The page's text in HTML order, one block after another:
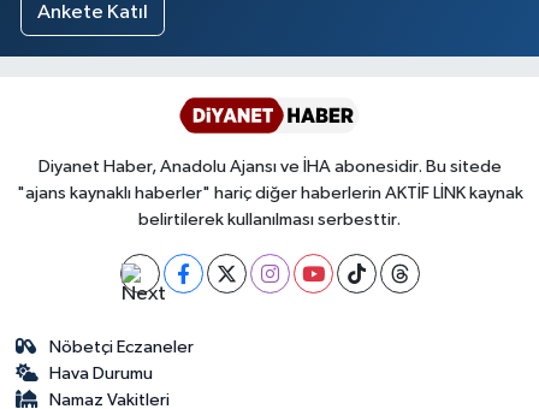
Ankete Katıl
Diyanet Haber, Anadolu Ajansı ve İHA abonesidir. Bu sitede
"ajans kaynaklı haberler" hariç diğer haberlerin AKTİF LİNK kaynak
belirtilerek kullanılması serbesttir.
Nöbetçi Eczaneler
Hava Durumu
Namaz Vakitleri